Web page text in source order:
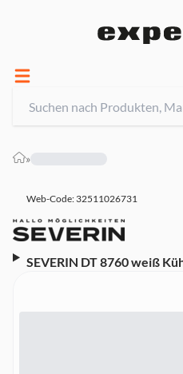
»
Web-Code: 32511026731
SEVERIN DT 8760 weiß